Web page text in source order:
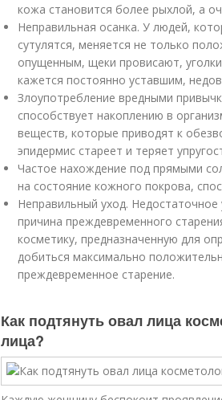
кожа становится более рыхлой, а
Неправильная осанка. У людей,
сутулятся, меняется не только
опущенным, щеки провисают,
кажется постоянно уставшим,
Злоупотребление вредными
способствует накоплению в
веществ, которые приводят к
эпидермис стареет и теряет
Частое нахождение под прямыми
на состояние кожного покрова,
Неправильный уход.
причина преждевременного
косметику, предназначенную для
добиться максимально
преждевременное старение.
Как подтянуть овал лица
лица?